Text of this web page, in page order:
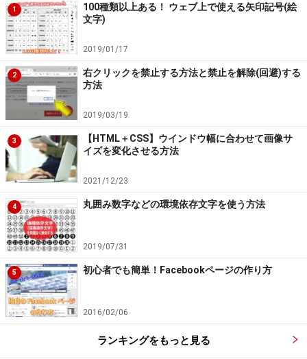
1
100種類以上ある！ ウェブ上で使える矢印記号(絵
文字)
2019/01/17
2
右クリックを禁止する方法と禁止を解除(回避)する
方法
2019/03/19
3
【HTML＋CSS】ウインドウ幅に合わせて画像サ
イズを変化させる方法
2021/12/23
4 丸囲み数字などの環境依存文字を使う方法
2019/07/31
5 初心者でも簡単！Facebookページの作り方
2016/02/06
ランキングをもっと見る